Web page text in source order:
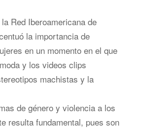
Red Iberoamericana de
la importancia de
en un momento en el que
y los videos clips
machistas y la
de género y violencia a los
resulta fundamental, pues son